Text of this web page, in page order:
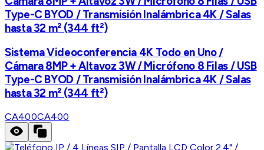
Type-C BYOD / Transmisión Inalámbrica 4K / Salas
hasta 32 m² (344 ft²)
Sistema Videoconferencia 4K Todo en Uno /
Cámara 8MP + Altavoz 3W / Micrófono 8 Filas / USB
Type-C BYOD / Transmisión Inalámbrica 4K / Salas
hasta 32 m² (344 ft²)
CA400CA400